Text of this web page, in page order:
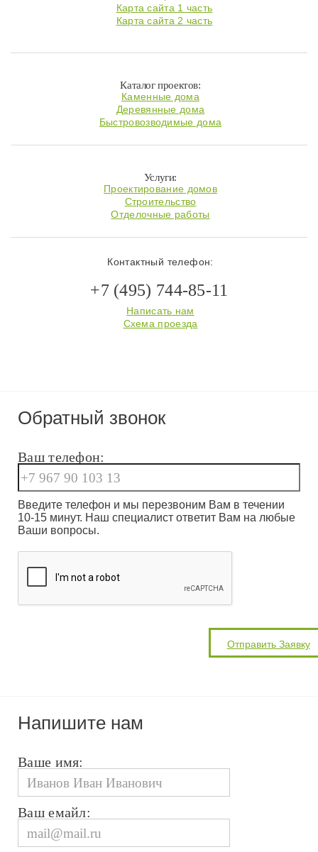
Карта сайта 1 часть
Карта сайта 2 часть
Каталог проектов:
Каменные дома
Деревянные дома
Быстровозводимые дома
Услуги:
Проектирование домов
Строительство
Отделочные работы
Контактный телефон:
+7 (495) 744-85-11
Написать нам
Схема проезда
Обратный звонок
Ваш телефон:
Введите телефон и мы перезвоним Вам в течении
10-15 минут. Наш специалист ответит Вам на любые
Ваши вопросы.
Напишите нам
Ваше имя:
Ваш емайл: